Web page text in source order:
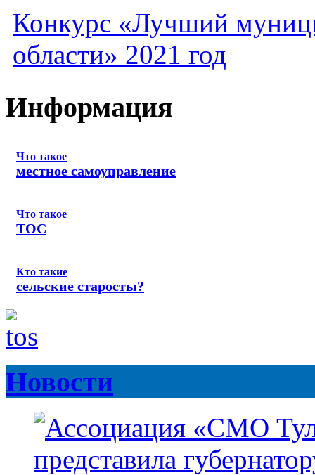
Конкурс «Лучший
области» 2021 год
Информация
Что такое
местное самоуправление
Что такое
ТОС
Кто такие
сельские старосты?
Новости